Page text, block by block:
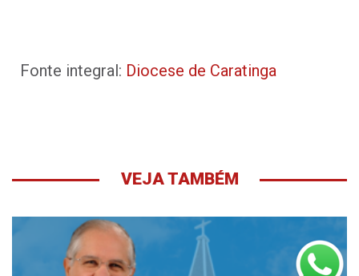
Fonte integral: Diocese de Caratinga
VEJA TAMBÉM